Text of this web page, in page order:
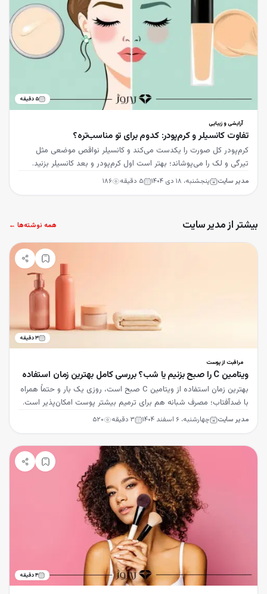
۵دقیقه
آرایشی و زیبایی
تفاوت کانسیلر و کرم‌پودر: کدوم برای تو مناسب‌تره؟
کرم‌پودر کل صورت را یکدست می‌کند و کانسیلر نواقص موضعی مثل
تیرگی و لک را می‌پوشاند؛ بهتر است اول کرم‌پودر و بعد کانسیلر بزنید.
مدیر سایت پنجشنبه، ۱۸ دی ۱۴۰۴ ۵ دقیقه ۱۸۶
بیشتر از مدیر سایت همه نوشته‌ها ←
۳دقیقه
مراقبت از پوست
ویتامین C را صبح بزنیم یا شب؟ بررسی کامل بهترین زمان استفاده
بهترین زمان استفاده از ویتامین C صبح است، روزی یک بار و حتماً همراه
با ضدآفتاب؛ مصرف شبانه هم برای ترمیم بیشتر پوست امکان‌پذیر است.
مدیر سایت چهارشنبه، ۶ اسفند ۱۴۰۴ ۳ دقیقه ۵۲۰
۴دقیقه